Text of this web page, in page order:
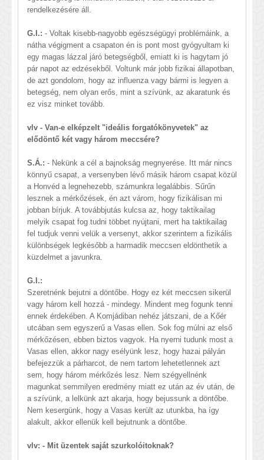
rendelkezésére áll.
G.I.: - Voltak kisebb-nagyobb egészségügyi problémáink, a
nátha végigment a csapaton én is pont most gyógyultam ki
egy magas lázzal járó betegségből, emiatt ki is hagytam jó
pár napot az edzésekből. Voltunk már jobb fizikai állapotban,
de azt gondolom, hogy az influenza vagy bármi is legyen a
betegség, nem olyan erős, mint a szívünk, az akaratunk és
ez visz minket tovább.
vlv - Van-e elképzelt "ideális forgatókönyvetek" az
elődöntő két vagy három meccsére?
S.Á.: - Nekünk a cél a bajnokság megnyerése. Itt már nincs
könnyű csapat, a versenyben lévő másik három csapat közül
a Honvéd a legnehezebb, számunkra legalábbis. Sűrűn
lesznek a mérkőzések, én azt várom, hogy fizikálisan mi
jobban bírjuk. A továbbjutás kulcsa az, hogy taktikailag
melyik csapat fog tudni többet nyújtani, mert ha taktikailag
fel tudjuk venni velük a versenyt, akkor szerintem a fizikális
különbségek legkésőbb a harmadik meccsen eldönthetik a
küzdelmet a javunkra.
G.I.:
Szeretnénk bejutni a döntőbe. Hogy ez két meccsen sikerül
vagy három kell hozzá - mindegy. Mindent meg fogunk tenni
ennek érdekében. A Komjádiban nehéz játszani, de a Kőér
utcában sem egyszerű a Vasas ellen. Sok fog múlni az első
mérkőzésen, ebben biztos vagyok. Ha nyerni tudunk most a
Vasas ellen, akkor nagy esélyünk lesz, hogy hazai pályán
befejezzük a párharcot, de nem tartom lehetetlennek azt
sem, hogy három mérkőzés lesz. Nem szégyellnénk
magunkat semmilyen eredmény miatt ez után az év után, de
a szívünk, a lelkünk azt akarja, hogy bejussunk a döntőbe.
Nem kesergünk, hogy a Vasas került az utunkba, ha így
alakult, akkor ellenük kell bejutnunk a döntőbe.
vlv: - Mit üzentek saját szurkolóitoknak?